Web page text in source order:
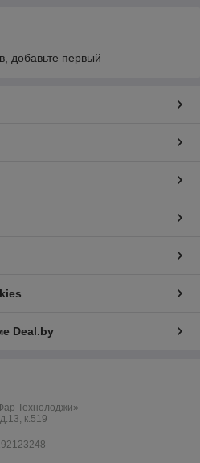
добавьте первый
Deal.by
Технолоджи»
к.519